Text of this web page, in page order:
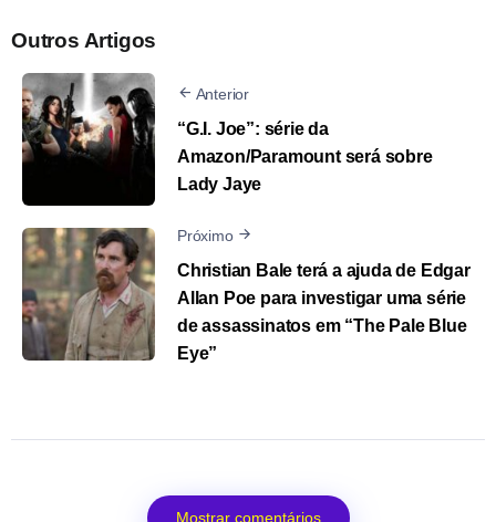
Outros Artigos
Anterior
“G.I. Joe”: série da
Amazon/Paramount será sobre
Lady Jaye
Próximo
Christian Bale terá a ajuda de Edgar
Allan Poe para investigar uma série
de assassinatos em “The Pale Blue
Eye”
Mostrar comentários